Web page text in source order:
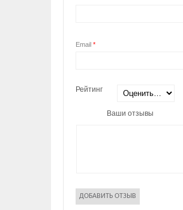
Email *
Рейтинг
Ваши отзывы